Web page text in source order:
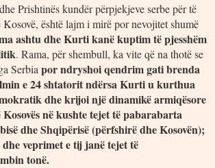
Prishtinës kundër përpjekjeve serbe për të
është lajm i mirë por nevojitet shumë
ashtu dhe Kurti kanë kuptim të pjesshëm
. Rama, për shembull, ka vite që na thotë se
Serbia por ndryshoi qendrim gati brenda
e 24 shtatorit ndërsa Kurti u kurthua
dhe krijoi një dinamikë armiqësore
në kushte tejet të pabarabarta
dhe Shqipërisë (përfshirë dhe Kosovën);
veprimet e tij janë tejet të
tonë.